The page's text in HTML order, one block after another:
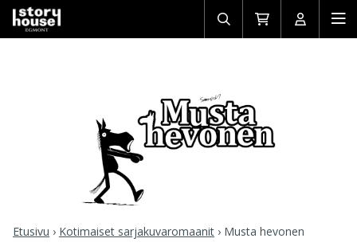
Avaa/sulje
haku
Siirry
ostoskoriin
Avaa/
Etusivu › Kotimaiset sarjakuvaromaanit › Musta hevonen